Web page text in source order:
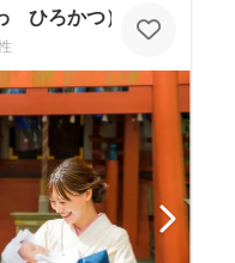
ひろかつ）